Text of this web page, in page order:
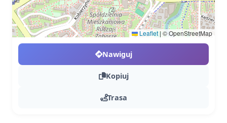
Leaflet |© OpenStreetMap
Nawiguj
Kopiuj
Trasa